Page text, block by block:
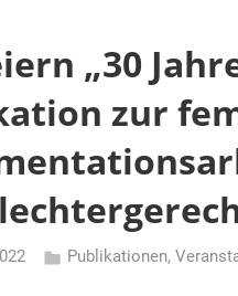
„30
zur
Publikationen,